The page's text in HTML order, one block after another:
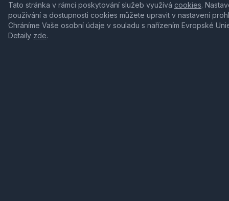
Tato stránka v rámci poskytování služeb využívá cookies.
používání a dostupnosti cookies můžete upravit v nastavení
Chráníme Vaše osobní údaje v souladu s nařízením Evropské
Detaily zde.